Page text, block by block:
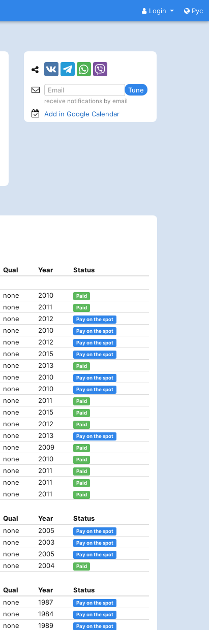
Login Рус
Qual Year Status
none 2010 Paid
none 2011 Paid
none 2012 Pay on the spot
none 2010 Pay on the spot
none 2012 Pay on the spot
none 2015 Pay on the spot
none 2013 Paid
none 2010 Pay on the spot
none 2010 Pay on the spot
none 2011 Paid
none 2015 Paid
none 2012 Paid
none 2013 Pay on the spot
none 2009 Paid
none 2010 Paid
none 2011 Paid
none 2011 Paid
none 2011 Paid
Qual Year
Status
none 2005 Pay on the spot
none 2003 Pay on the spot
none 2005 Pay on the spot
none 2004 Paid
Qual Year
Status
none 1987 Pay on the spot
none 1984 Pay on the spot
none 1989 Pay on the spot
Tune
receive notifications by email
Add in Google Calendar